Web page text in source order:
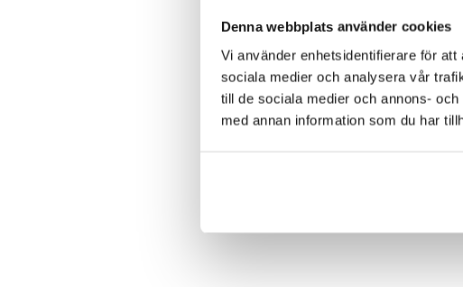
Denna webbplats använder cookies
Vi använder enhetsidentifierare för
sociala medier och analysera vår
till de sociala medier och annons-
med annan information som du har